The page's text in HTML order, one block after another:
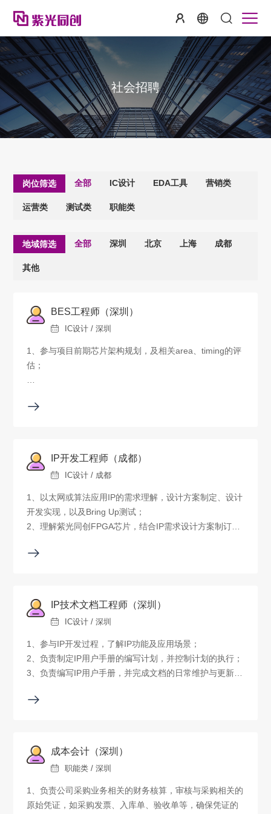
社会招聘
岗位筛选 全部 IC设计 EDA工具 营销类
运营类 测试类 职能类
地域筛选 全部 深圳 北京 上海 成都
其他
BES工程师（深圳）
IC设计 / 深圳
1、参与项目前期芯片架构规划，及相关area、timing的评
估；
synthesis、formal工作，并完成SDC、netlist质量检查；
4、参与STA signoff criteria的制定，参与推动芯片PPA的
达成及优化；
5、负责芯片前端和后端的沟通衔接、工作协同。
IP开发工程师（成都）
IC设计 / 成都
1、以太网或算法应用IP的需求理解，设计方案制定、设计
开发实现，以及Bring Up测试；
2、理解紫光同创FPGA芯片，结合IP需求设计方案制订，
求。
IP技术文档工程师（深圳）
IC设计 / 深圳
1、参与IP开发过程，了解IP功能及应用场景；
2、负责制定IP用户手册的编写计划，并控制计划的执行；
3、负责编写IP用户手册，并完成文档的日常维护与更新；
成本会计（深圳）
职能类 / 深圳
1、负责公司采购业务相关的财务核算，审核与采购相关的
原始凭证，如采购发票、入库单、验收单等，确保凭证的